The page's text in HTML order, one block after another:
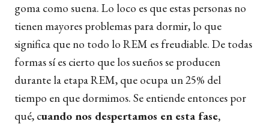
goma como suena. Lo loco es que estas personas no
tienen mayores problemas para dormir, lo que
significa que no todo lo REM es freudiable. De todas
formas sí es cierto que los sueños se producen
durante la etapa REM, que ocupa un 25% del
tiempo en que dormimos. Se entiende entonces por
qué, cuando nos despertamos en esta fase,